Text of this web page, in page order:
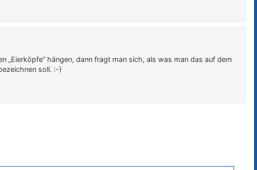
„Eierköpfe“ hängen, dann fragt man sich, als was man das auf dem
soll. :-)